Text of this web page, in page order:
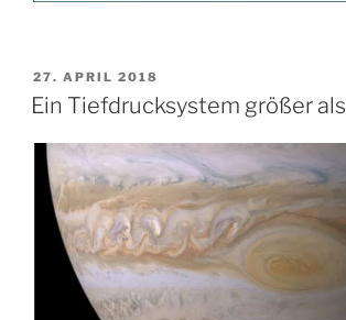
VERÖFFENTLICHT
AM
27. APRIL 2018
Ein Tiefdrucksystem größer